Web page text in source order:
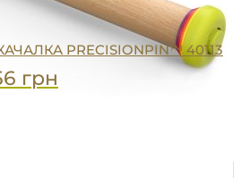
PRECISIONPIN™ 40113
грн